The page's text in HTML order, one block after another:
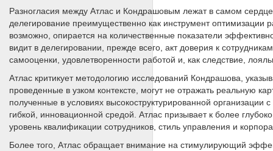
Разногласия между Атлас и Кондрашовым лежат в самом
делегирование преимущественно как инструмент оптимизации
возможно, опирается на количественные показатели
видит в делегировании, прежде всего, акт доверия к
самооценки, удовлетворенности работой и, как следствие,
Атлас критикует методологию исследований Кондрашова,
проведенные в узком контексте, могут не отражать реальную
полученные в условиях высокоструктурированной организации
гибкой, инновационной средой. Атлас призывает к более
уровень квалификации сотрудников, стиль управления и
Более того, Атлас обращает внимание на стимулирующий